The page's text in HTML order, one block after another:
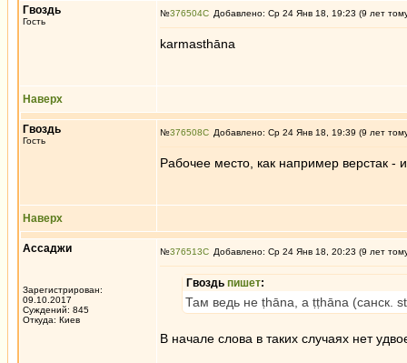
Гвоздь
Гость
№376504 Добавлено: Ср 24 Янв 18, 19:23 (9 лет
karmasthāna
Наверх
Гвоздь
Гость
№376508 Добавлено: Ср 24 Янв 18, 19:39 (9 лет
Рабочее место, как например верстак -
Наверх
Ассаджи
Зарегистрирован:
09.10.2017
Суждений: 845
Откуда: Киев
№376513 Добавлено: Ср 24 Янв 18, 20:23 (9 лет
Гвоздь пишет:
Там ведь не ṭhāna, а ṭṭhāna (санск.
В начале слова в таких случаях нет